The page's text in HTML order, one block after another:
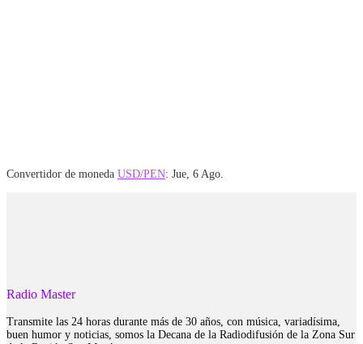
Convertidor de moneda USD/PEN: Jue, 6 Ago.
Radio Master
Transmite las 24 horas durante más de 30 años, con música, variadísima,
buen humor y noticias, somos la Decana de la Radiodifusión de la Zona Sur